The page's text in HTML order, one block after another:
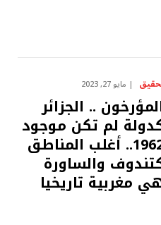
مايو 27, 2023
.. الجزائر
لم تكن موجود
1962.. أغلب المناطق
والساورة
مغربية تاريخيا